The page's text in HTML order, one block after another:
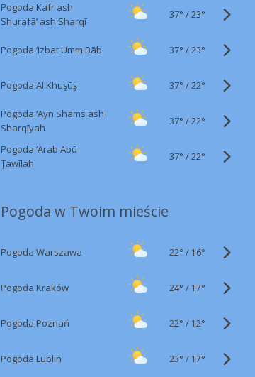
Pogoda Kafr ash
Shurafā’ ash Sharqī
37° /23°
Pogoda ‘Izbat Umm Bāb 37° /23°
Pogoda Al Khuşūş 37° /22°
Pogoda ‘Ayn Shams ash
Sharqīyah
37° /22°
Pogoda ‘Arab Abū
Ţawīlah
37° /22°
Pogoda w Twoim mieście
Pogoda Warszawa 22° / 16°
Pogoda Kraków 24° / 17°
Pogoda Poznań 22° / 12°
Pogoda Lublin 23° / 17°